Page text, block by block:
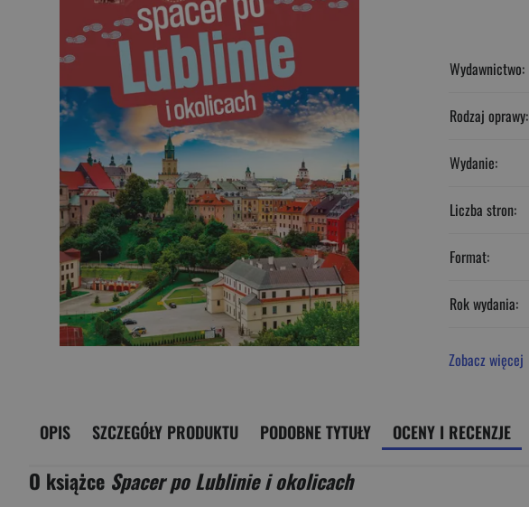
Wydawnictwo:
Rodzaj oprawy:
Wydanie:
Liczba stron:
Format:
Rok wydania:
Zobacz więcej
OPIS SZCZEGÓŁY PRODUKTU PODOBNE TYTUŁY OCENY I RECENZJE
O książce Spacer po Lublinie i okolicach